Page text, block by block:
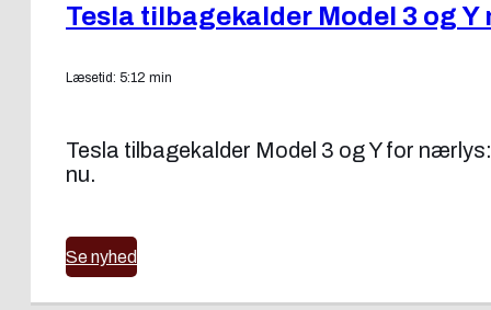
Tesla tilbagekalder Model 3 og
Læsetid: 5:12 min
Tesla tilbagekalder Model 3 og Y for
nu.
Se nyhed